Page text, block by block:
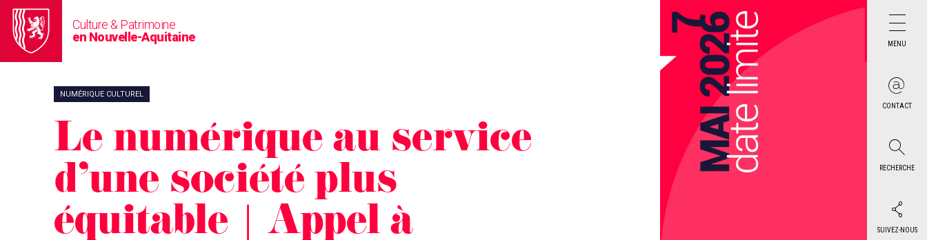
Culture & Patrimoine
en Nouvelle-Aquitaine
MENU
CONTACT
RECHERCHE
SUIVEZ-NOUS
NUMÉRIQUE CULTUREL
Le numérique au service
d’une société plus
équitable | Appel à